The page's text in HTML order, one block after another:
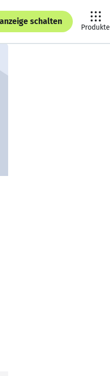
schalten
Produkte